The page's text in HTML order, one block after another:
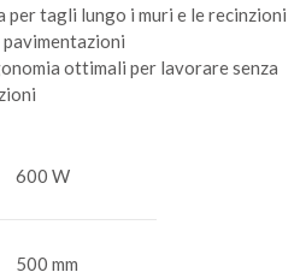
per tagli lungo i muri e le recinzioni
ottimali per lavorare senza
600 W
500 mm